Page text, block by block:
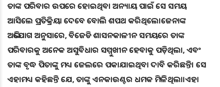
ତାଙ୍କ ପରିବାର ଉପରେ ହୋଇଥିବା ଅନ୍ୟାୟ ପାଇଁ ସେ ସମୟ
ଆସିଲେ ପ୍ରତିକ୍ରିୟା ଦେବେ ବୋଲି ଶପଥ କରିଥିଲେ।ଜେନାଙ୍କ
ଅଭିଯୋଗ ଅନୁସାରେ, ବିଜେଡି ଶାସନକାଳୀନ ସମୟରେ ତାଙ୍କ
ପରିବାରକୁ ଅନେକ ଅସୁବିଧାର ସମ୍ମୁଖୀନ ହେବାକୁ ପଡ଼ିଥିଲା, ଏବଂ
ତାଙ୍କ ବୃଦ୍ଧ ପିତାଙ୍କୁ ମଧ୍ୟ ଜେଲରେ ପକାଯାଇଥିବା ଦାବି କରିଛନ୍ତି। ସେ
ଏହାମଧ୍ୟ କହିଛନ୍ତି ଯେ, ତାଙ୍କୁ ଏନକାଉଣ୍ଟର ଧମକ ମିଳିଥିଲା।ଏହା